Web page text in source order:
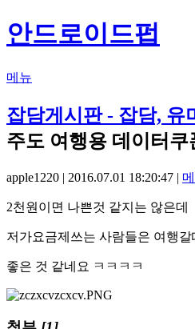
안드로이드펍
메뉴
잡담게시판 - 잡담, 유
주도 여행용 데이터쿠
apple1220 | 2016.07.01 18:20:47 |
2천원이면 나쁜것 같지는 않은데
저가요금제쓰는 사람들은 여행
좋은 것 같네요 ㅋㅋㅋㅋ